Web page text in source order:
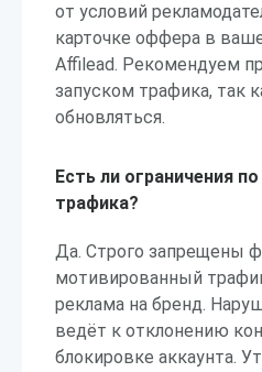
от условий
карточке оффера в
Affilead. Рекомендуем
запуском трафика, так
обновляться.
Есть ли ограничения
трафика?
Да. Строго запрещены
мотивированный
реклама на бренд.
ведёт к отклонению
блокировке аккаунта.